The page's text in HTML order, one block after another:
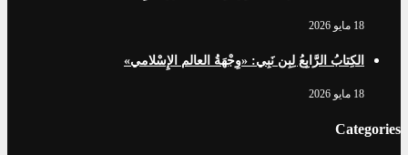
18 مايو 2026
الكِتابُ الرَّابِعُ لِبِن نَبِي: «وِجْهَةُ العالم الإِسْلامي»
18 مايو 2026
Categories